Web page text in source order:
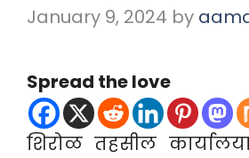
January 9, 2024 by
Spread the love
शिरोळ तहसील